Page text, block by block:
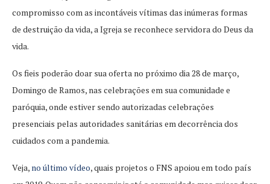
compromisso com as incontáveis vítimas das inúmeras formas
de destruição da vida, a Igreja se reconhece servidora do Deus da
vida.
Os fieis poderão doar sua oferta no próximo dia 28 de março,
Domingo de Ramos, nas celebrações em sua comunidade e
paróquia, onde estiver sendo autorizadas celebrações
presenciais pelas autoridades sanitárias em decorrência dos
cuidados com a pandemia.
Veja, no último vídeo, quais projetos o FNS apoiou em todo país